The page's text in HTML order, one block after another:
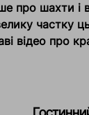
про шахти і
частку
відео про